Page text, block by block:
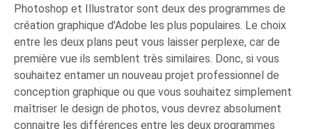
Photoshop et Illustrator sont deux des programmes de
création graphique d'Adobe les plus populaires. Le choix
entre les deux plans peut vous laisser perplexe, car de
première vue ils semblent très similaires. Donc, si vous
souhaitez entamer un nouveau projet professionnel de
conception graphique ou que vous souhaitez simplement
maîtriser le design de photos, vous devrez absolument
connaitre les différences entre les deux programmes